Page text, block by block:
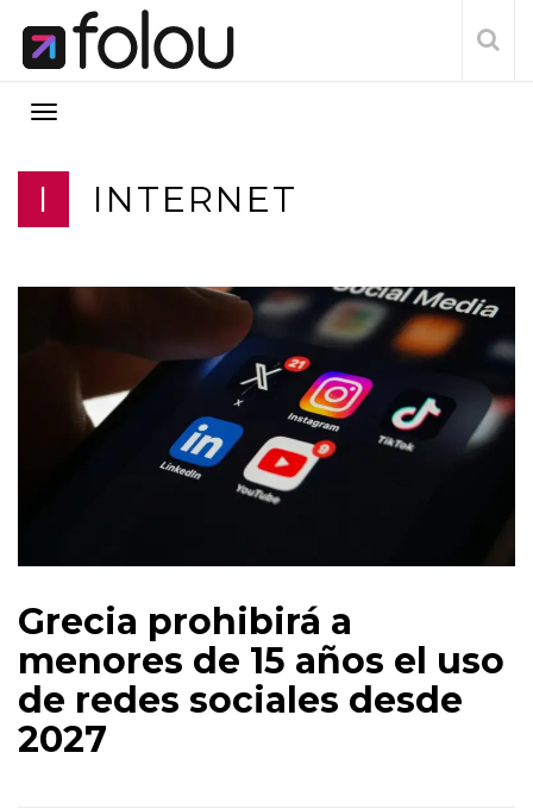
I INTERNET
Grecia prohibirá a
menores de 15 años el uso
de redes sociales desde
2027